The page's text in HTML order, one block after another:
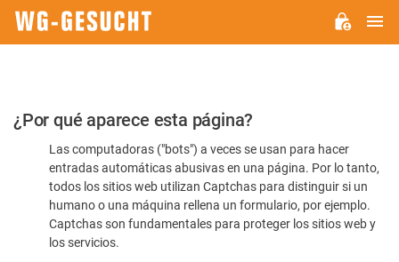
Por
favor,
confirme
humano
¿Por qué aparece esta página?
Las computadoras ("bots") a veces se usan para hacer
entradas automáticas abusivas en una página. Por lo tanto,
todos los sitios web utilizan Captchas para distinguir si un
humano o una máquina rellena un formulario, por ejemplo.
Captchas son fundamentales para proteger los sitios web y
los servicios.